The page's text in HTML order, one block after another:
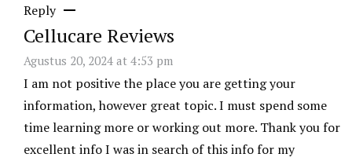
Reply
Cellucare Reviews
Agustus 20, 2024 at 4:53 pm
I am not positive the place you are getting your
information, however great topic. I must spend some
time learning more or working out more. Thank you for
excellent info I was in search of this info for my